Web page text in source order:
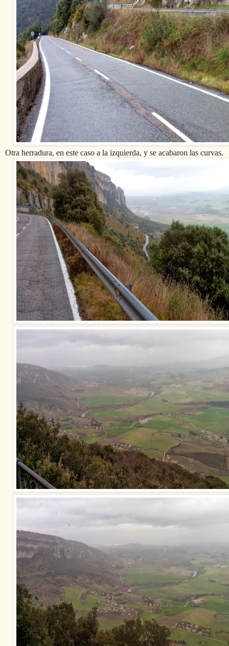
Otra herradura, en este caso a la izquierda, y se acabaron las curvas.